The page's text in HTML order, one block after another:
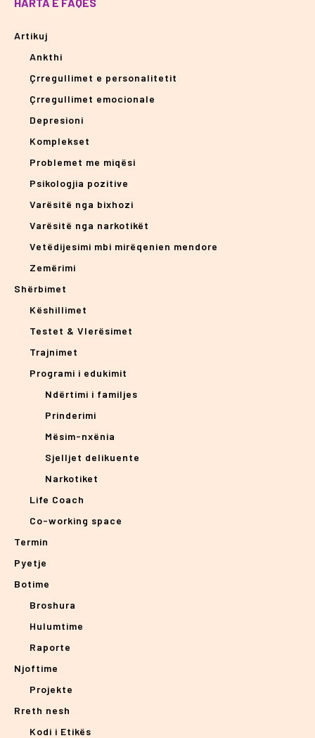
Artikuj
Ankthi
Çrregullimet e personalitetit
Çrregullimet emocionale
Depresioni
Komplekset
Problemet me miqësi
Psikologjia pozitive
Varësitë nga bixhozi
Varësitë nga narkotikët
Vetëdijesimi mbi mirëqenien mendore
Zemërimi
Shërbimet
Këshillimet
Testet & Vlerësimet
Trajnimet
Programi i edukimit
Ndërtimi i familjes
Prinderimi
Mësim-nxënia
Sjelljet delikuente
Narkotiket
Life Coach
Co-working space
Termin
Pyetje
Botime
Broshura
Hulumtime
Raporte
Njoftime
Projekte
Rreth nesh
Kodi i Etikës